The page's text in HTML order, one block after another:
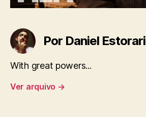
Por Daniel Estorari
With great powers...
Ver arquivo →